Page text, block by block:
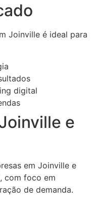
Joinville é ideal para
digital
e
em Joinville e
com foco em
de demanda.